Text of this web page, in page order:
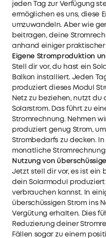
jeden Tag zur Verfügung
ermöglichen es uns, diese
umzuwandeln. Aber wie
beitragen, deine
anhand einiger praktischer
Eigene Stromproduktion
Stell dir vor, du hast ein
Balkon installiert. Jeden
produziert dieses Modul
Netz zu beziehen, nutzt du
Solarstrom. Das führt zu
Stromrechnung. Nehmen
produziert genug Strom,
Strombedarfs zu decken.
monatliche
Nutzung von
Jetzt stell dir vor, es ist ein
dein Solarmodul produziert
verbrauchen kannst. In
überschüssigen Strom ins
Vergütung erhalten. Dies
Reduzierung deiner
Fällen sogar zu einem